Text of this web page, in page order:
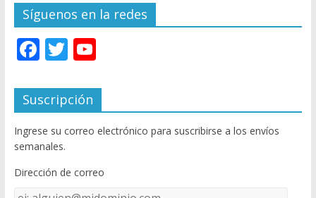
Síguenos en la redes
F
e
b
o
o
k
T
itt
er
Y
u
T
u
e
Suscripción
Ingrese su correo electrónico para suscribirse a los envíos
semanales.
Dirección de correo
Dirección